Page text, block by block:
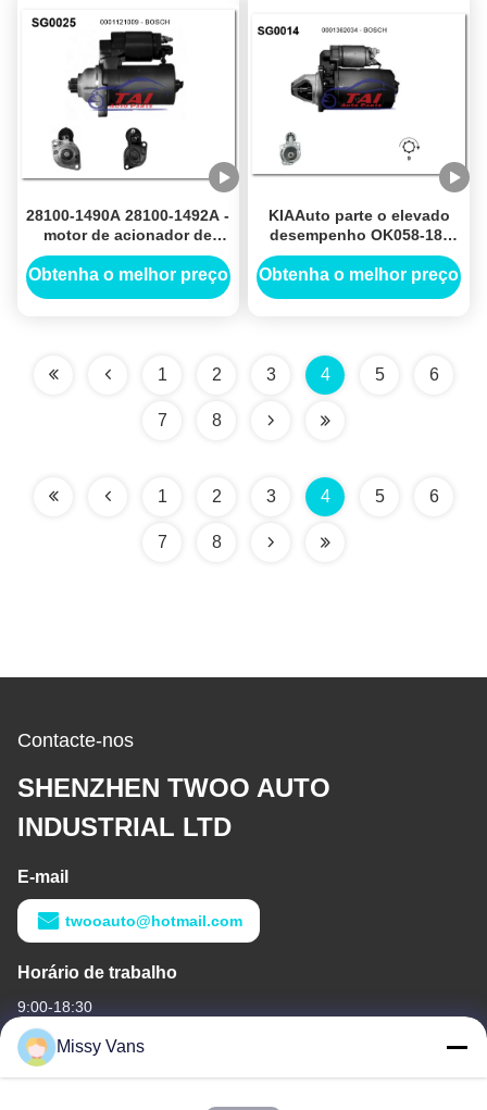
28100-1490A 28100-1492A -
motor de acionador de
partida 24V de DENSO 7KW
11T MOTORES DE
Obtenha o melhor preço
KIAAuto parte o elevado
desempenho OK058-18-
400 do motor de acionador
de partida 12V 2KW 9T
Obtenha o melhor preço
1 2 3 4 5 6
7 8
1 2 3 4 5 6
7 8
Contacte-nos
SHENZHEN TWOO AUTO
INDUSTRIAL LTD
E-mail
twooauto@hotmail.com
Horário de trabalho
9:00-18:30
O nosso endereço
Missy Vans